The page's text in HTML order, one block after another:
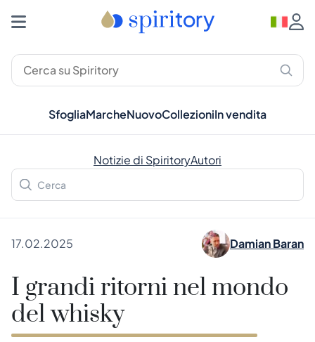
SfogliaMarcheNuovoCollezioniIn vendita
Notizie di SpiritoryAutori
17.02.2025 Damian Baran
I grandi ritorni nel mondo
del whisky